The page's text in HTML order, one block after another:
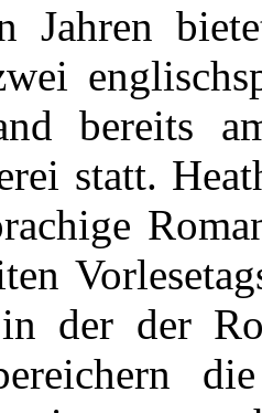
Jahren
bereits
statt.
der der